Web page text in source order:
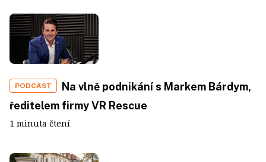
PODCAST
Na vlně podnikání s Markem Bárdym,
ředitelem firmy VR Rescue
1 minuta čtení